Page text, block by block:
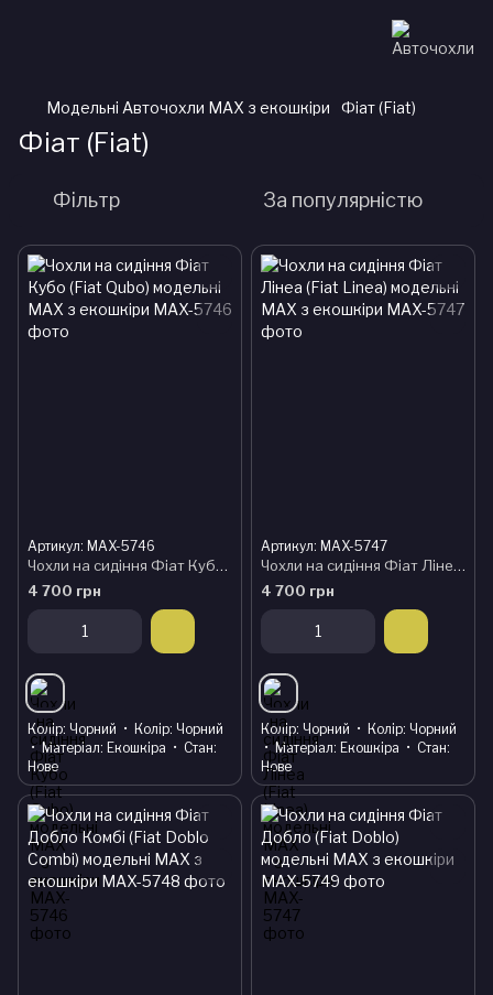
Модельні Авточохли MAX з екошкіри Фіат (Fiat)
Фіат (Fiat)
Фільтр За популярністю
Артикул: MAX-5746
Чохли на сидіння Фіат Кубо (Fiat Qubo) модельні MAX з екошкіри
4 700 грн
Колір Чорний Колір Чорний
Матеріал Екошкіра
Стан
Нове
Артикул: MAX-5747
Чохли на сидіння Фіат Лінеа (Fiat Linea) модельні MAX з екошкіри
4 700 грн
Колір Чорний Колір Чорний
Матеріал Екошкіра
Стан
Нове